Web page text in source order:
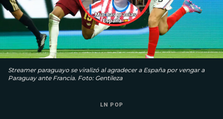
Streamer paraguayo se viralizó al agradecer a España por vengar a
Paraguay ante Francia. Foto: Gentileza
LN POP